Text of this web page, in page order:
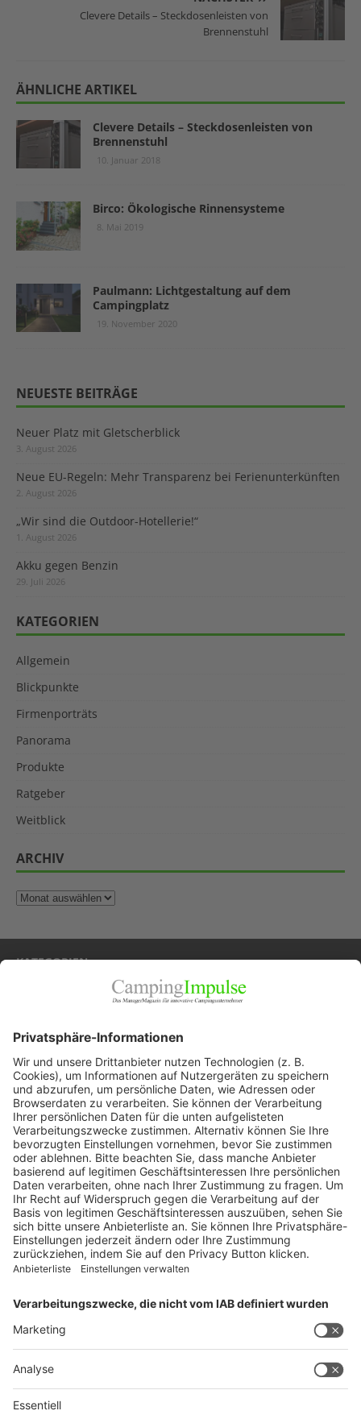
Clevere Details – Steckdosenleisten von
Brennenstuhl
ÄHNLICHE ARTIKEL
Clevere Details – Steckdosenleisten von
Brennenstuhl
10. Januar 2018
Birco: Ökologische Rinnensysteme
8. Mai 2019
Paulmann: Lichtgestaltung auf dem
Campingplatz
19. November 2020
NEUESTE BEITRÄGE
Neuer Platz mit Gletscherblick
3. August 2026
Neue EU-Regeln: Mehr Transparenz bei Ferienunterkünften
2. August 2026
„Wir sind die Outdoor-Hotellerie!“
1. August 2026
Akku gegen Benzin
29. Juli 2026
KATEGORIEN
Allgemein
Blickpunkte
Firmenporträts
Panorama
Produkte
Ratgeber
Weitblick
ARCHIV
KATEGORIEN
Firmenporträts
Panorama
Produkte
Ratgeber
Weitblick
WEITERES AUS DEM VERLAG
Reisemobil International
SERVICE